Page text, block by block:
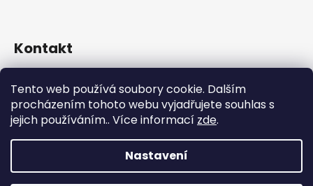
Tento web používá soubory cookie. Dalším
procházením tohoto webu vyjadřujete souhlas s
jejich používáním.. Více informací zde.
Nastavení
Kontakt
+420 739 522 572
hookah_gang.cz/